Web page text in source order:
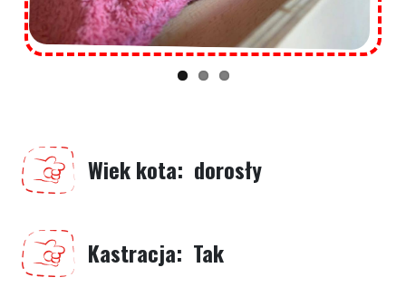
Wiek kota dorosły
Kastracja Tak